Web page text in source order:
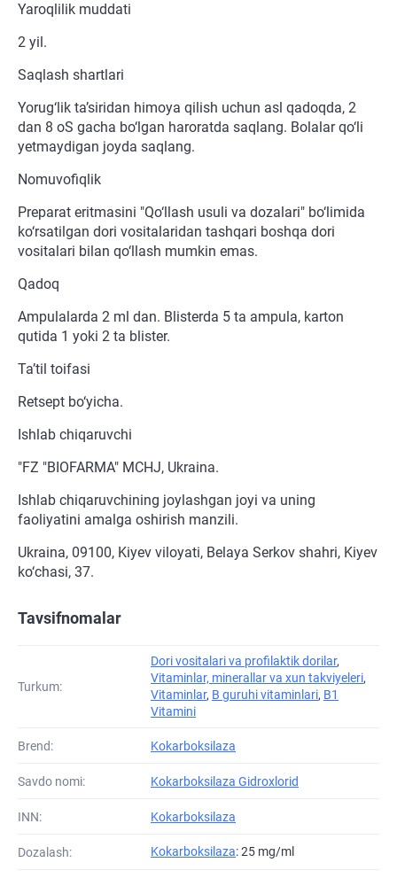
Yaroqlilik muddati
2 yil.
Saqlash shartlari
Yorug‘lik ta’siridan himoya qilish uchun asl qadoqda, 2
dan 8 oS gacha bo‘lgan haroratda saqlang. Bolalar qo‘li
yetmaydigan joyda saqlang.
Nomuvofiqlik
Preparat eritmasini "Qo‘llash usuli va dozalari" bo‘limida
ko‘rsatilgan dori vositalaridan tashqari boshqa dori
vositalari bilan qo‘llash mumkin emas.
Qadoq
Ampulalarda 2 ml dan. Blisterda 5 ta ampula, karton
qutida 1 yoki 2 ta blister.
Ta’til toifasi
Retsept bo‘yicha.
Ishlab chiqaruvchi
"FZ "BIOFARMA" MCHJ, Ukraina.
Ishlab chiqaruvchining joylashgan joyi va uning
faoliyatini amalga oshirish manzili.
Ukraina, 09100, Kiyev viloyati, Belaya Serkov shahri, Kiyev
ko‘chasi, 37.
Tavsifnomalar
Turkum:
Dori vositalari va profilaktik dorilar,
Vitaminlar, minerallar va xun takviyeleri,
Vitaminlar, B guruhi vitaminlari, B1
Vitamini
Brend: Kokarboksilaza
Savdo nomi: Kokarboksilaza Gidroxlorid
INN: Kokarboksilaza
Dozalash: Kokarboksilaza: 25 mg/ml